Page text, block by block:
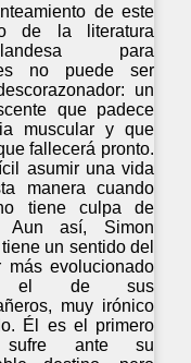
de este
de la literatura
para
no puede ser
un
que padece
muscular y que
fallecerá pronto.
asumir una vida
manera cuando
tiene culpa de
Aun así, Simon
un sentido del
más evolucionado
el de sus
muy irónico
Él es el primero
ante su